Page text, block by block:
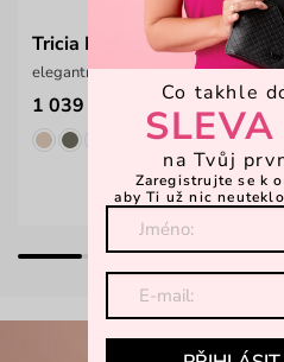
Tricia Black
elegantní ledvinka s nastavitelným
1 039 Kč 1 299 Kč
Co takhle
na Tvůj
Zaregistrujte se k
aby Ti už nic